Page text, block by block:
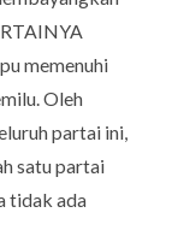
memenuhi
Oleh
partai ini,
satu partai
tidak ada